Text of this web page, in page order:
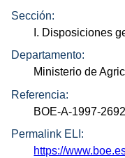
Sección:
I. Disposiciones
Departamento:
Ministerio de
Referencia:
BOE-A-1997-
Permalink ELI:
https://